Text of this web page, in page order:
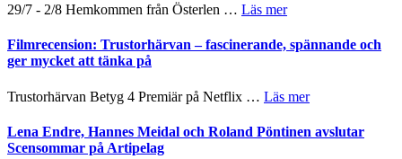
en
och
kompott
29/7 - 2/8 Hemkommen från Österlen … Läs merom
Sweden
Jazz
–
Delvis
Filmrecension: Trustorhärvan – fascinerande, spännande och
ger mycket att tänka på
Trustorhärvan Betyg 4 Premiär på Netflix … Läs merom
Trustorhärvan
Lena Endre, Hannes Meidal och Roland Pöntinen avslutar
Scensommar på Artipelag